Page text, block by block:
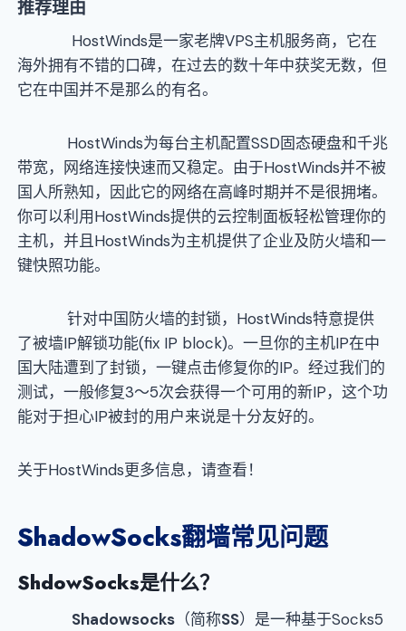
推荐理由
HostWinds是一家老牌VPS主机服务商，它在
海外拥有不错的口碑，在过去的数十年中获奖无数，但
它在中国并不是那么的有名。
HostWinds为每台主机配置SSD固态硬盘和千兆
带宽，网络连接快速而又稳定。由于HostWinds并不被
国人所熟知，因此它的网络在高峰时期并不是很拥堵。
你可以利用HostWinds提供的云控制面板轻松管理你的
主机，并且HostWinds为主机提供了企业及防火墙和一
键快照功能。
针对中国防火墙的封锁，HostWinds特意提供
了被墙IP解锁功能(fix IP block)。一旦你的主机IP在中
国大陆遭到了封锁，一键点击修复你的IP。经过我们的
测试，一般修复3～5次会获得一个可用的新IP，这个功
能对于担心IP被封的用户来说是十分友好的。
关于HostWinds更多信息，请查看！
ShadowSocks翻墙常见问题
ShdowSocks是什么？
Shadowsocks （简称SS）是一种基于Socks5